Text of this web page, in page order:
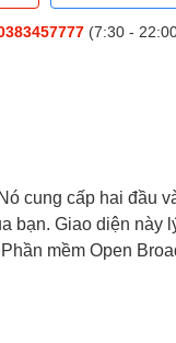
(7:30 -
cung cấp hai đầu
Giao diện
mềm Open